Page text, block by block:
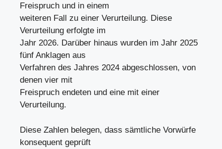
Freispruch und in einem
weiteren Fall zu einer Verurteilung. Diese
Verurteilung erfolgte im
Jahr 2026. Darüber hinaus wurden im Jahr 2025
fünf Anklagen aus
Verfahren des Jahres 2024 abgeschlossen, von
denen vier mit
Freispruch endeten und eine mit einer
Verurteilung.
Diese Zahlen belegen, dass sämtliche Vorwürfe
konsequent geprüft